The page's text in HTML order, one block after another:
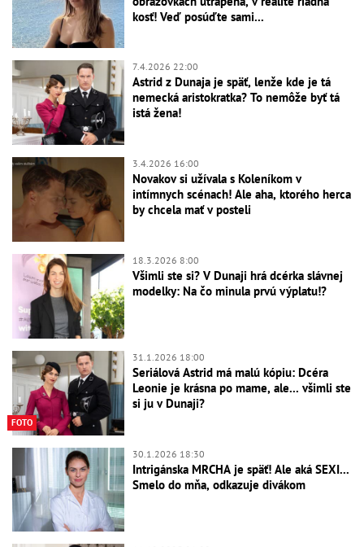
kosť! Veď posúďte sami...
7.4.2026 22:00
Astrid z Dunaja je späť, lenže kde je tá
nemecká aristokratka? To nemôže byť tá
istá žena!
3.4.2026 16:00
Novakov si užívala s Koleníkom v
intímnych scénach! Ale aha, ktorého herca
by chcela mať v posteli
18.3.2026 8:00
Všimli ste si? V Dunaji hrá dcérka slávnej
modelky: Na čo minula prvú výplatu!?
FOTO
31.1.2026 18:00
Seriálová Astrid má malú kópiu: Dcéra
Leonie je krásna po mame, ale... všimli ste
si ju v Dunaji?
30.1.2026 18:30
Intrigánska MRCHA je späť! Ale aká SEXI...
Smelo do mňa, odkazuje divákom